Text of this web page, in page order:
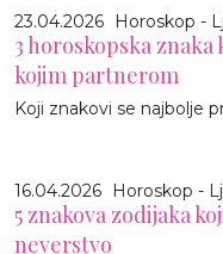
23.04.2026 Horoskop -
3 horoskopska
kojim partnerom
Koji znakovi se najbolje
16.04.2026 Horoskop -
5 znakova zodijaka
neverstvo